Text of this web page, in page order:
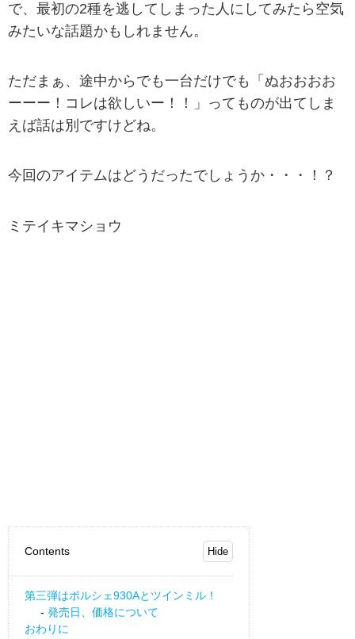
で、最初の2種を逃してしまった人にしてみたら空気
みたいな話題かもしれません。
ただまぁ、途中からでも一台だけでも「ぬおおおお
ーーー！コレは欲しいー！！」ってものが出てしま
えば話は別ですけどね。
今回のアイテムはどうだったでしょうか・・・！？
ミテイキマショウ
Contents
第三弾はポルシェ930Aとツインミル！
発売日、価格について
おわりに